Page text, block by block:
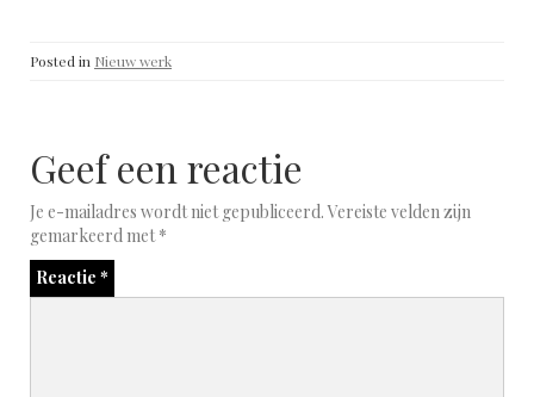
Posted in Nieuw werk
Geef een reactie
Je e-mailadres wordt niet gepubliceerd. Vereiste velden zijn
gemarkeerd met*
Reactie *